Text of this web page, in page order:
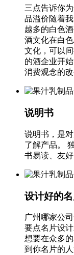
三点告诉你
品溢价随着
越多的白色
酒文化在白
文化，可以
的酒企业开
消费观念的
说明书
说明书，是
了解产品。
书易读、友
设计好的
广州哪家公
要点名片设
想要在众多
到你名片的